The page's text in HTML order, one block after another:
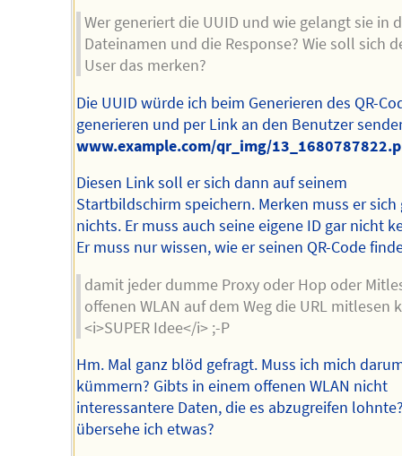
Wer generiert die UUID und wie gelangt sie in
Dateinamen und die Response? Wie soll sich
User das merken?
Die UUID würde ich beim Generieren des QR-
generieren und per Link an den Benutzer
www.example.com/qr_img/
Diesen Link soll er sich dann auf seinem
Startbildschirm speichern. Merken muss er sich
nichts. Er muss auch seine eigene ID gar nicht
Er muss nur wissen, wie er seinen QR-Code
damit jeder dumme Proxy oder Hop oder
offenen WLAN auf dem Weg die URL mitlesen
<i>SUPER Idee</i> ;-P
Hm. Mal ganz blöd gefragt. Muss ich mich
kümmern? Gibts in einem offenen WLAN nicht
interessantere Daten, die es abzugreifen
übersehe ich etwas?